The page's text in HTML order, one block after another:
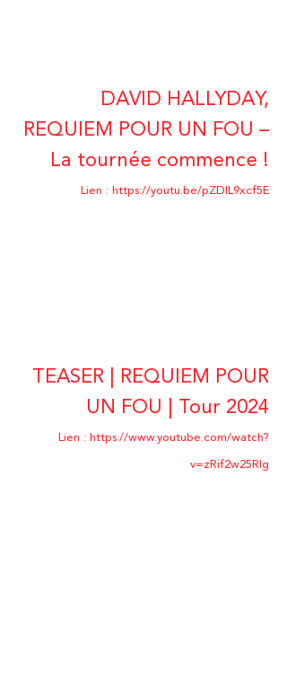
DAVID HALLYDAY,
REQUIEM POUR UN FOU –
La tournée commence !
Lien : https://youtu.be/pZDlL9xcf5E
TEASER | REQUIEM POUR
UN FOU | Tour 2024
Lien : https://www.youtube.com/watch?
v=zRif2w25Rlg